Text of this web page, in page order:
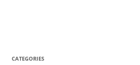
CATEGORIES